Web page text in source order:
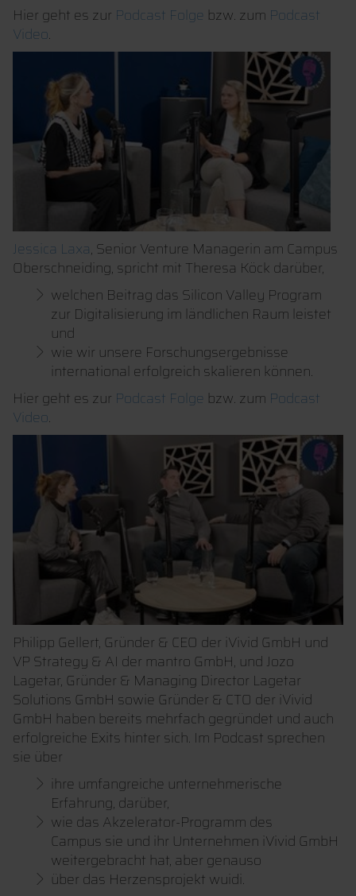
Hier geht es zur Podcast Folge bzw. zum Podcast
Video.
Jessica Laxa, Senior Venture Managerin am Campus
Oberschneiding, spricht mit Theresa Köck darüber,
welchen Beitrag das Silicon Valley Program
zur Digitalisierung im ländlichen Raum leistet
und
wie wir unsere Forschungs­ergebnisse
international erfolgreich skalieren können.
Hier geht es zur Podcast Folge bzw. zum Podcast
Video.
Philipp Gellert, Gründer & CEO der iVivid GmbH und
VP Strategy & AI der mantro GmbH, und Jozo
Lagetar, Gründer & Managing Director Lagetar
Solutions GmbH sowie Gründer & CTO der iVivid
GmbH haben bereits mehrfach gegründet und auch
erfolgreiche Exits hinter sich. Im Podcast sprechen
sie über
ihre umfangreiche unternehmerische
Erfahrung, darüber,
wie das Akzelerator-Programm des
Campus sie und ihr Unternehmen iVivid GmbH
weitergebracht hat, aber genauso
über das Herzensprojekt wuidi.